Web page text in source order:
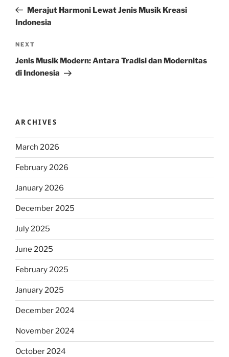
PostMerajut Harmoni Lewat Jenis Musik Kreasi
Indonesia
Next
Post
NEXT
Jenis Musik Modern: Antara Tradisi dan Modernitas
di Indonesia
ARCHIVES
March 2026
February 2026
January 2026
December 2025
July 2025
June 2025
February 2025
January 2025
December 2024
November 2024
October 2024